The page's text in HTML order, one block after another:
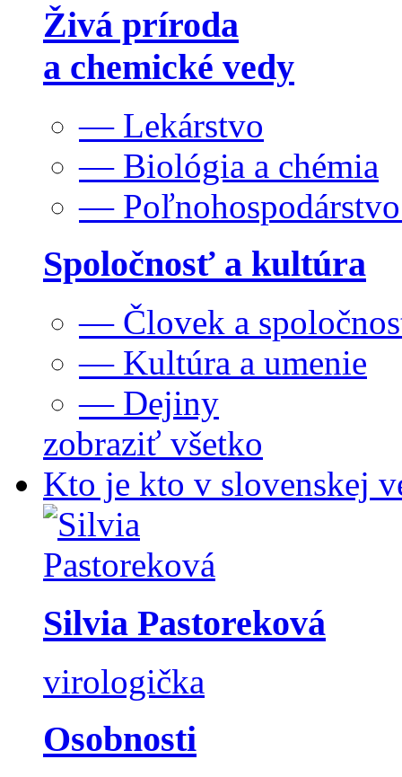
Živá príroda
a chemické vedy
— Lekárstvo
— Biológia a chémia
—
Spoločnosť a kultúra
— Človek a
— Kultúra a umenie
— Dejiny
zobraziť všetko
Kto je kto v slovenskej
Silvia Pastoreková
virologička
Osobnosti